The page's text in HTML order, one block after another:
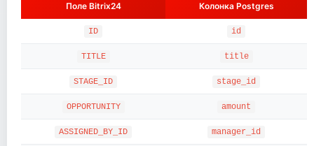
Поле Bitrix24 Колонка Postgres
ID id
TITLE title
STAGE_ID stage_id
OPPORTUNITY amount
ASSIGNED_BY_ID manager_id